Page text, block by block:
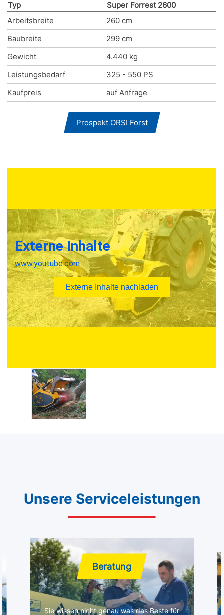
Typ
Super Forrest 2600
Arbeitsbreite
260 cm
Baubreite
299 cm
Gewicht
4.440 kg
Leistungsbedarf
325 - 550 PS
Kaufpreis
auf Anfrage
Prospekt ORSI Forst
Unsere Serviceleistungen
Beratung
Sie wissen nicht genau was das Beste für